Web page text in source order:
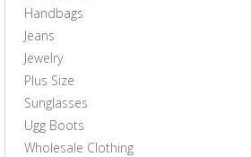
Handbags
Jeans
Jewelry
Plus Size
Sunglasses
Ugg Boots
Wholesale Clothing